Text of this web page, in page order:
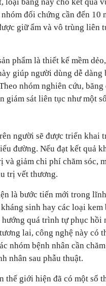
đối chứng cần đến 10
giữ ẩm và vô trùng liên
phẩm là thiết kế mềm
giúp người dùng dễ dàng
nhóm nghiên cứu, băng
giám sát liên tục như một
người sẽ được triển khai
đường. Nếu đạt kết quả
giảm chi phí chăm sóc,
trị vết thương.
là bước tiến mới trong
sinh hay các loại kem
quá trình tự phục hồi
lai, công nghệ này có
nhóm bệnh nhân cần
nhân sau phẫu thuật.
thế giới hiện đã có một số